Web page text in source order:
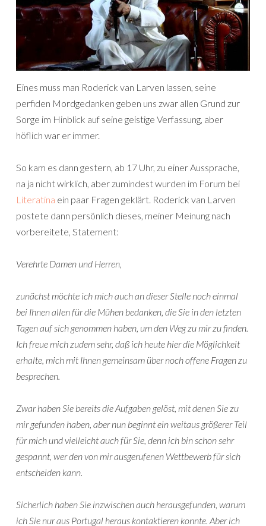
Eines muss man Roderick van Larven lassen, seine
perfiden Mordgedanken geben uns zwar allen Grund zur
Sorge im Hinblick auf seine geistige Verfassung, aber
höflich war er immer.
So kam es dann gestern, ab 17 Uhr, zu einer Aussprache,
na ja nicht wirklich, aber zumindest wurden im Forum bei
Literatina ein paar Fragen geklärt. Roderick van Larven
postete dann persönlich dieses, meiner Meinung nach
vorbereitete, Statement:
Verehrte Damen und Herren,
zunächst möchte ich mich auch an dieser Stelle noch einmal
bei Ihnen allen für die Mühen bedanken, die Sie in den letzten
Tagen auf sich genommen haben, um den Weg zu mir zu finden.
Ich freue mich zudem sehr, daß ich heute hier die Möglichkeit
erhalte, mich mit Ihnen gemeinsam über noch offene Fragen zu
besprechen.
Zwar haben Sie bereits die Aufgaben gelöst, mit denen Sie zu
mir gefunden haben, aber nun beginnt ein weitaus größerer Teil
für mich und vielleicht auch für Sie, denn ich bin schon sehr
gespannt, wer den von mir ausgerufenen Wettbewerb für sich
entscheiden kann.
Sicherlich haben Sie inzwischen auch herausgefunden, warum
ich Sie nur aus Portugal heraus kontaktieren konnte. Aber ich